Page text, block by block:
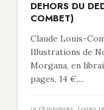
DEHORS DU
COMBET)
Claude Louis-
Illustrations de
Morgana, en
pages, 14 €,...